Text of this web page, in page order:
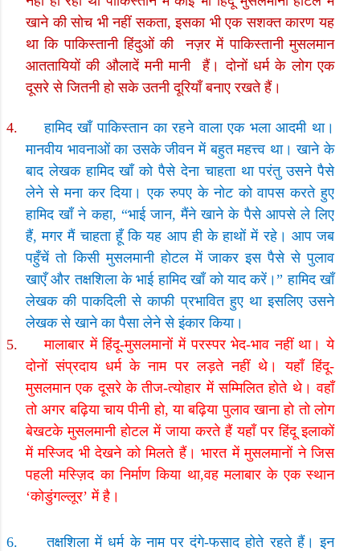
खाने की सोच भी नहीं सकता,इसका भी एक सशक्त कारण यह
था कि पाकिस्तानी हिंदुओं की
नज़र में पाकिस्तानी मुसलमान
आततायियों की औलादें मनी मानी
हैं। दोनों धर्म के लोग एक
दूसरे से जितनी हो सके उतनी दूरियाँ बनाए रखते हैं।
4.
हामिद खाँ पाकिस्तान का रहने वाला एक भला आदमी था।
मानवीय भावनाओं का उसके जीवन में बहुत महत्त्व था। खाने के
बाद लेखक हामिद खाँ को पैसे देना चाहता था परंतु उसने पैसे
लेने से मना कर दिया। एक रुपए के नोट को वापस करते हुए
हामिद खाँ ने कहा, “भाई जान,मैंने खाने के पैसे आपसे ले लिए
हैं,मगर मैं चाहता हूँ कि यह आप ही के हाथों में रहे। आप जब
पहुँचें तो किसी मुसलमानी होटल में जाकर इस पैसे से पुलाव
खाएँ और तक्षशिला के भाई हामिद खाँ को याद करें।”हामिद खाँ
लेखक की पाकदिली से काफी प्रभावित हुए था इसलिए उसने
लेखक से खाने का पैसा लेने से इंकार किया।
5.
मालाबार में हिंदू-मुसलमानों में परस्पर भेद-भाव नहीं था। ये
दोनों संप्रदाय धर्म के नाम पर लड़ते नहीं थे। यहाँ हिंदू-
मुसलमान एक दूसरे के तीज-त्योहार में सम्मिलित होते थे। वहाँ
तो अगर बढ़िया चाय पीनी हो,या बढ़िया पुलाव खाना हो तो लोग
बेखटके मुसलमानी होटल में जाया करते हैं यहाँ पर हिंदू इलाकों
में मस्जिद भी देखने को मिलते हैं। भारत में मुसलमानों ने जिस
पहली मस्ज़िद का निर्माण किया था,वह मलाबार के एक स्थान
‘कोडुंगल्लूर’में है।
6.
तक्षशिला में धर्म के नाम पर दंगे-फसाद होते रहते हैं। इन